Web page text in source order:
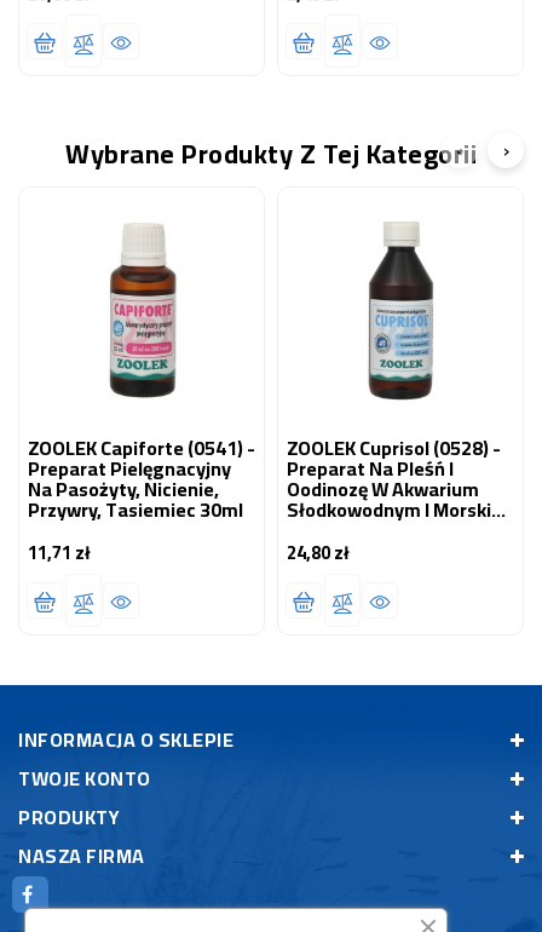
Wybrane Produkty Z Tej Kategorii
ZOOLEK Capiforte (0541) -
Preparat Pielęgnacyjny
Na Pasożyty, Nicienie,
Przywry, Tasiemiec 30ml
11,71 złCena
ZOOLEK Cuprisol (0528) -
Preparat Na Pleśń I
Oodinozę W Akwarium
Słodkowodnym I Morskim
24,80 złCena
‹ ›
INFORMACJA O SKLEPIE
TWOJE KONTO
PRODUKTY
NASZA FIRMA